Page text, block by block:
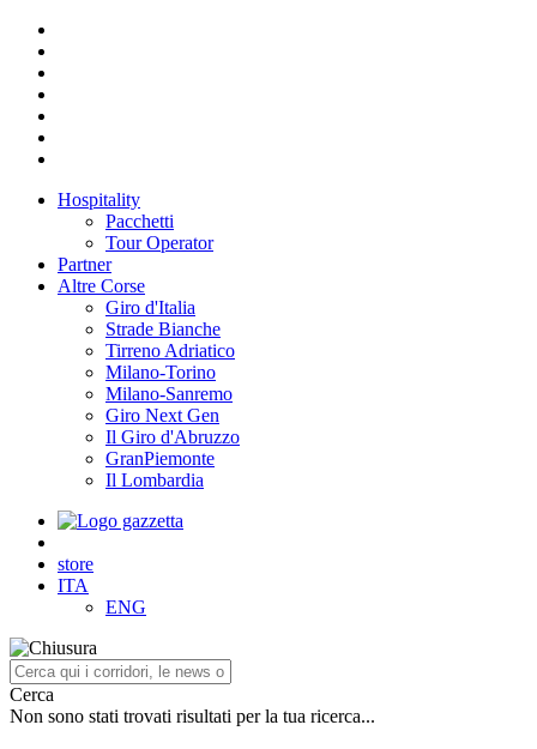
Hospitality
Pacchetti
Tour Operator
Partner
Altre Corse
Giro d'Italia
Strade Bianche
Tirreno Adriatico
Milano-Torino
Milano-Sanremo
Giro Next Gen
Il Giro d'Abruzzo
GranPiemonte
Il Lombardia
store
ITA
ENG
Cerca
Non sono stati trovati risultati per la tua ricerca...